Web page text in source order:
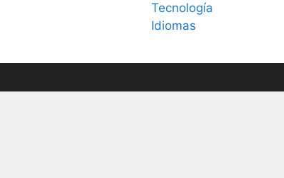
Tecnología
Idiomas